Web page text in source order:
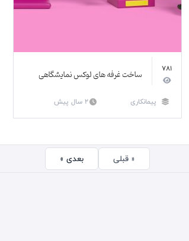
781 ساخت غرفه های لوکس نمایشگاهی
پیمانکاری 2 سال پیش
« قبلی بعدی »